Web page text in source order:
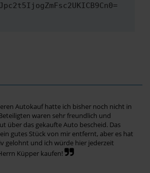
Autokauf hatte ich bisher noch nicht in
waren sehr freundlich und
über das gekaufte Auto bescheid. Das
gutes Stück von mir entfernt, aber es hat
gelohnt und ich würde hier jederzeit
Küpper kaufen!